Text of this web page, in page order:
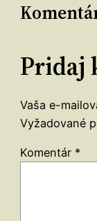
Pridaj
Vaša e-
Vyžadované
Komentár *